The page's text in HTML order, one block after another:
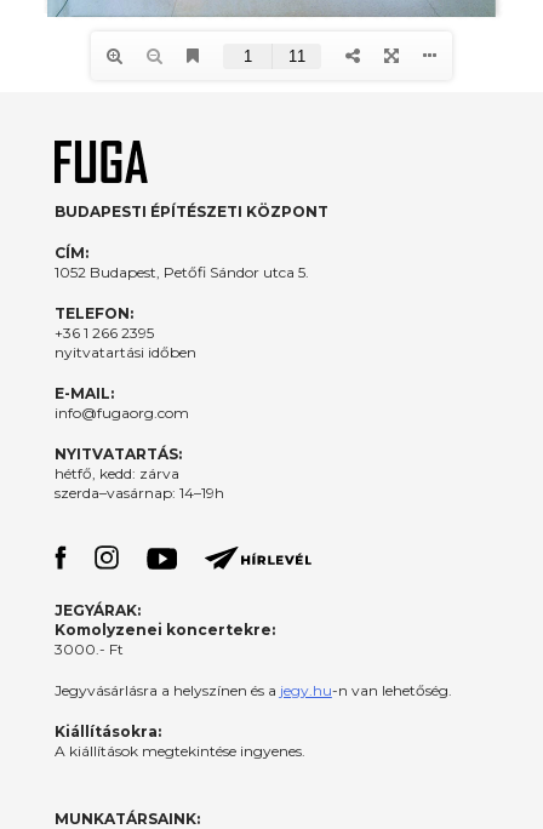
BUDAPESTI ÉPÍTÉSZETI KÖZPONT
CÍM:
1052 Budapest, Petőfi Sándor utca 5.
TELEFON:
+36 1 266 2395
nyitvatartási időben
E-MAIL:
info@fugaorg.com
NYITVATARTÁS:
hétfő, kedd: zárva
szerda–vasárnap: 14–19h
JEGYÁRAK:
Komolyzenei koncertekre:
3000.- Ft
Jegyvásárlásra a helyszínen és a jegy.hu-n van lehetőség.
Kiállításokra:
A kiállítások megtekintése ingyenes.
MUNKATÁRSAINK: